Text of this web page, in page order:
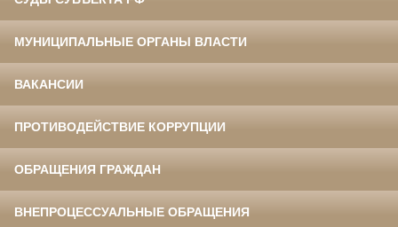
МУНИЦИПАЛЬНЫЕ ОРГАНЫ ВЛАСТИ
ВАКАНСИИ
ПРОТИВОДЕЙСТВИЕ КОРРУПЦИИ
ОБРАЩЕНИЯ ГРАЖДАН
ВНЕПРОЦЕССУАЛЬНЫЕ ОБРАЩЕНИЯ